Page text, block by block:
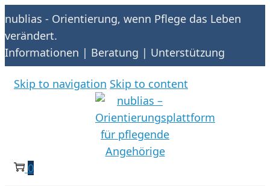
nublias - Orientierung, wenn Pflege das Leben
verändert.
Informationen | Beratung | Unterstützung
Skip to navigation Skip to content
0